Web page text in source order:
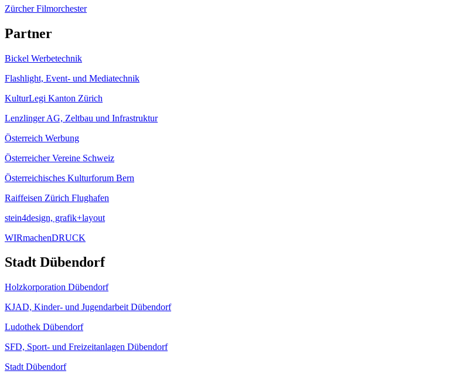
Zürcher Filmorchester
Partner
Bickel Werbetechnik
Flashlight, Event- und Mediatechnik
KulturLegi Kanton Zürich
Lenzlinger AG, Zeltbau und Infrastruktur
Österreich Werbung
Österreicher Vereine Schweiz
Österreichisches Kulturforum Bern
Raiffeisen Zürich Flughafen
stein4design, grafik+layout
WIRmachenDRUCK
Stadt Dübendorf
Holzkorporation Dübendorf
KJAD, Kinder- und Jugendarbeit Dübendorf
Ludothek Dübendorf
SFD, Sport- und Freizeitanlagen Dübendorf
Stadt Dübendorf